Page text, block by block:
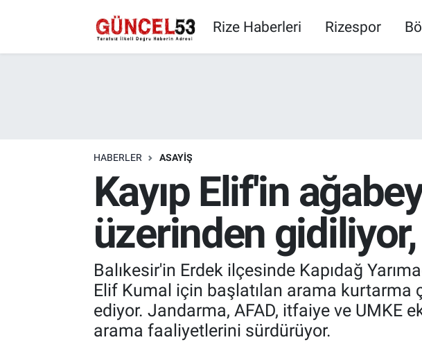
Rize Haberleri Rizespor
HABERLER ASAYIŞ
Kayıp Elif'in
üzerinden
Balıkesir'in Erdek ilçesinde Kapıdağ
Elif Kumal için başlatılan arama kurtarma
ediyor. Jandarma, AFAD, itfaiye ve UMKE
arama faaliyetlerini sürdürüyor.